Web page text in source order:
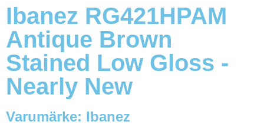
Ibanez RG421HPAM
Antique Brown
Stained Low Gloss -
Nearly New
Varumärke: Ibanez